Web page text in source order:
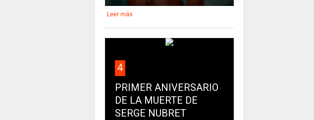
Leer más
4
PRIMER ANIVERSARIO
DE LA MUERTE DE
SERGE NUBRET